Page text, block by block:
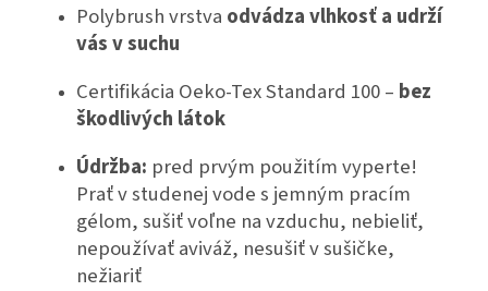
Polybrush vrstva odvádza vlhkosť a udrží
vás v suchu
Certifikácia Oeko-Tex Standard 100 – bez
škodlivých látok
Údržba: pred prvým použitím vyperte!
Prať v studenej vode s jemným pracím
gélom, sušiť voľne na vzduchu, nebieliť,
nepoužívať aviváž, nesušiť v sušičke,
nežiariť